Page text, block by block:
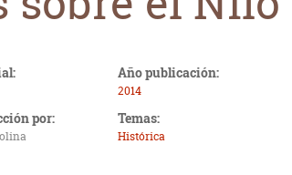
Año publicación:
2014
por: Temas:
Histórica